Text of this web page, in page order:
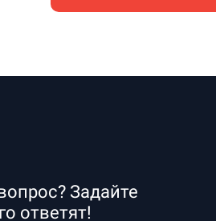
Задайте
ответят!